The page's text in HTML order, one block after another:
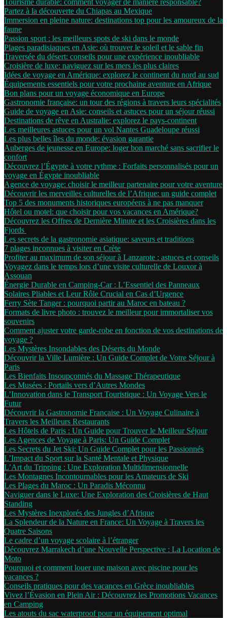
Tourisme durable: comment voyager de manière responsable?
Partez à la découverte du Chiapas au Mexique
Immersion en pleine nature: destinations top pour les amoureux de la
faune
Passion sport : les meilleurs spots de ski dans le monde
Plages paradisiaques en Asie: où trouver le soleil et le sable fin
Traversée du désert: conseils pour une expérience inoubliable
Croisière de luxe: naviguez sur les mers les plus claires
Idées de voyage en Amérique: explorez le continent du nord au sud
Équipements essentiels pour votre prochaine aventure en Afrique
Bon plans pour un voyage économique en Europe
Gastronomie française: un tour des régions à travers leurs spécialités
Guide de voyage en Asie: conseils et astuces pour un séjour réussi
Destinations de rêve en Australie: explorez le pays-continent
Les meilleures astuces pour un vol Nantes Guadeloupe réussi
Les plus belles îles du monde: évasion garantie
Auberges de jeunesse en Europe: loger bon marché sans sacrifier le
confort
Découvrez l’Égypte à votre rythme : Forfaits personnalisés pour un
voyage en Égypte inoubliable
Agence de voyage: choisir le meilleur partenaire pour votre aventure
Découvrir les merveilles culturelles de l’Afrique: un guide complet
Top 5 des monuments historiques européens à ne pas manquer
Hôtel ou motel: que choisir pour vos vacances en Amérique?
Découvrez les Offres de Dernière Minute et les Croisières dans les
Fjords
Les secrets de la gastronomie asiatique: saveurs et traditions
7 plages inconnues à visiter en Crète
Profiter au maximum de son séjour à Lanzarote : astuces et conseils
Voyagez dans le temps lors d’une visite culturelle de Louxor à
Assouan
Énergie Durable en Camping-Car : L’Essentiel des Panneaux
Solaires Pliables et Leur Rôle Crucial en Cas d’Urgence
Ferry Sète Tanger : pourquoi partir au Maroc en bateau ?
Formats de livre photo : trouvez le meilleur pour immortaliser vos
souvenirs
Comment ajuster votre garde-robe en fonction de vos destinations de
voyage ?
Les Mystères Insondables des Déserts du Monde
Découvrir la Ville Lumière : Un Guide Complet de Votre Séjour à
Paris
Les Bienfaits Insoupçonnés du Massage Thérapeutique
Les Musées : Portails vers d’Autres Mondes
L’Innovation dans le Transport Touristique : Un Voyage Vers le
Futur
Découvrir la Gastronomie Française : Un Voyage Culinaire à
Travers les Meilleurs Restaurants
Les Hôtels de Paris : Un Guide pour Trouver le Meilleur Séjour
Les Agences de Voyage à Paris: Un Guide Complet
Les Secrets du Jet Ski: Un Guide Complet pour les Passionnés
L’Impact du Sport sur la Santé Mentale et Physique
L’Art du Tripping : Une Exploration Multidimensionnelle
Les Montagnes Incontournables pour les Amateurs de Ski
Les Plages du Maroc : Un Paradis Méconnu
Naviguer dans le Luxe: Une Exploration des Croisières de Haut
Standing
Les Mystères Inexplorés des Jungles d’Afrique
La Splendeur de la Nature en France: Un Voyage à Travers les
Quatre Saisons
Le cadre d’un voyage scolaire à l’étranger
Découvrez Marrakech d’une Nouvelle Perspective : La Location de
Moto
Pourquoi et comment louer une maison avec piscine pour les
vacances ?
Conseils pratiques pour des vacances en Grèce inoubliables
Vivez l’Évasion en Plein Air : Découvrez les Promotions Vacances
en Camping
Les atouts du sac waterproof pour un équipement optimal